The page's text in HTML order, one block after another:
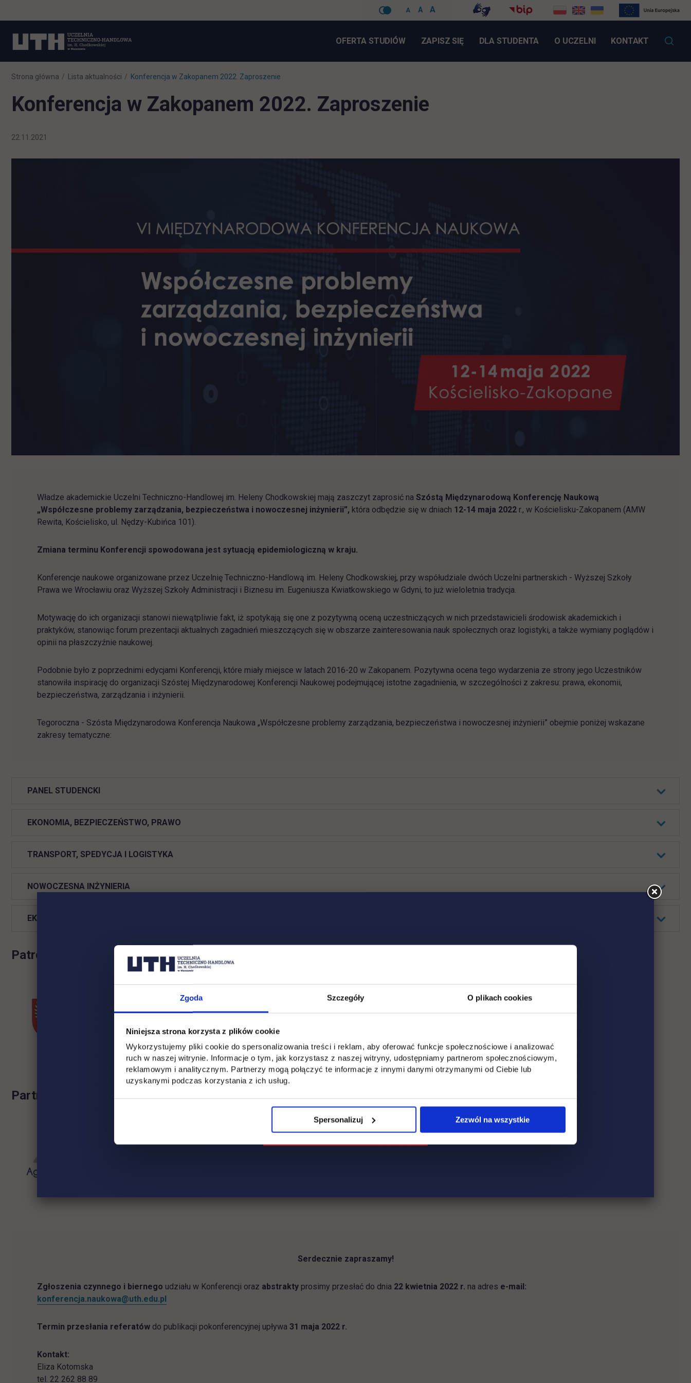
Zgoda Szczegóły O plikach cookies
Niniejsza strona korzysta z plików cookie
Wykorzystujemy pliki cookie do spersonalizowania treści i reklam, aby oferować funkcje społecznościowe i analizować
ruch w naszej witrynie. Informacje o tym, jak korzystasz z naszej witryny, udostępniamy partnerom społecznościowym,
reklamowym i analitycznym. Partnerzy mogą połączyć te informacje z innymi danymi otrzymanymi od Ciebie lub
uzyskanymi podczas korzystania z ich usług.
Spersonalizuj Zezwól na wszystkie
A A
A
nawigacje
OFERTA STUDIÓW ZAPISZ SIĘLINK OTWIERA SIĘ W NOWEJ KARCIE
DLA STUDENTA O UCZELNI KONTAKT
Strona główna Lista aktualności Konferencja w Zakopanem 2022. Zaproszenie
Konferencja w Zakopanem 2022. Zaproszenie
22.11.2021
Władze akademickie Uczelni Techniczno-Handlowej im. Heleny Chodkowskiej mają zaszczyt zaprosić na Szóstą Międzynarodową Konferencję Naukową
„Współczesne problemy zarządzania, bezpieczeństwa i nowoczesnej inżynierii”, która odbędzie się w dniach 12-14 maja 2022 r., w Kościelisku-Zakopanem (AMW
Rewita, Kościelisko, ul. Nędzy-Kubińca 101).
Zmiana terminu Konferencji spowodowana jest sytuacją epidemiologiczną w kraju.
Konferencje naukowe organizowane przez Uczelnię Techniczno-Handlową im. Heleny Chodkowskiej, przy współudziale dwóch Uczelni partnerskich - Wyższej Szkoły
Prawa we Wrocławiu oraz Wyższej Szkoły Administracji i Biznesu im. Eugeniusza Kwiatkowskiego w Gdyni, to już wieloletnia tradycja.
Motywację do ich organizacji stanowi niewątpliwie fakt, iż spotykają się one z pozytywną oceną uczestniczących w nich przedstawicieli środowisk akademickich i
praktyków, stanowiąc forum prezentacji aktualnych zagadnień mieszczących się w obszarze zainteresowania nauk społecznych oraz logistyki, a także wymiany poglądów i
opinii na płaszczyźnie naukowej.
Podobnie było z poprzednimi edycjami Konferencji, które miały miejsce w latach 2016-20 w Zakopanem. Pozytywna ocena tego wydarzenia ze strony jego Uczestników
stanowiła inspirację do organizacji Szóstej Międzynarodowej Konferencji Naukowej podejmującej istotne zagadnienia, w szczególności z zakresu: prawa, ekonomii,
bezpieczeństwa, zarządzania i inżynierii.
Tegoroczna - Szósta Międzynarodowa Konferencja Naukowa „Współczesne problemy zarządzania, bezpieczeństwa i nowoczesnej inżynierii” obejmie poniżej wskazane
zakresy tematyczne:
PANEL STUDENCKI
EKONOMIA, BEZPIECZEŃSTWO, PRAWO
TRANSPORT, SPEDYCJA I LOGISTYKA
NOWOCZESNA INŻYNIERIA
EKONOMIA, FINANSE, ZARZĄDZANIE
Patronat honorowy:
link otwiera się w nowej karcie
Partnerzy:
link otwiera się w nowej karcielink otwiera się w nowej karcie
Serdecznie zapraszamy!
Zgłoszenia czynnego i biernego udziału w Konferencji oraz abstrakty prosimy przesłać do dnia 22 kwietnia 2022 r. na adres e-mail:
konferencja.naukowa@uth.edu.pl
Termin przesłania referatów do publikacji pokonferencyjnej upływa 31 maja 2022 r.
Kontakt:
Eliza Kotomska
tel. 22 262 88 89